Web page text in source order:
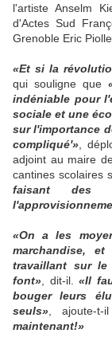
l'artiste Anselm
d'Actes Sud
Grenoble Eric Piolle.
«Et si la
qui souligne que
indéniable pour
sociale et une
sur l'importance
compliqué'» ,
adjoint au maire
cantines scolaires
faisant des
«On a les
marchandise,
travaillant sur le
font» , dit-il.«Il
bouger leurs
seuls» , ajoute-
maintenant!»